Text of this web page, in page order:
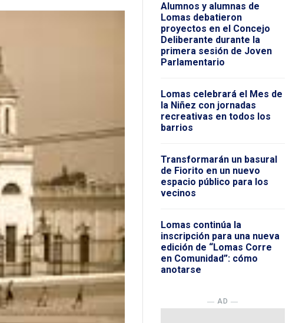
Alumnos y alumnas de
Lomas debatieron
proyectos en el Concejo
Deliberante durante la
primera sesión de Joven
Parlamentario
Lomas celebrará el Mes de
la Niñez con jornadas
recreativas en todos los
barrios
Transformarán un basural
de Fiorito en un nuevo
espacio público para los
vecinos
Lomas continúa la
inscripción para una nueva
edición de “Lomas Corre
en Comunidad”: cómo
anotarse
― AD ―